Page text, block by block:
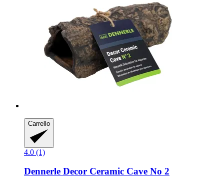
Carrello
4.0 (1)
Dennerle Decor Ceramic Cave No 2